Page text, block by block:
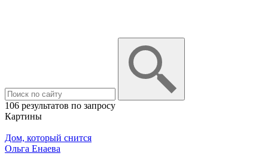
106 результатов по запросу
Картины
Дом, который снится
Ольга Енаева